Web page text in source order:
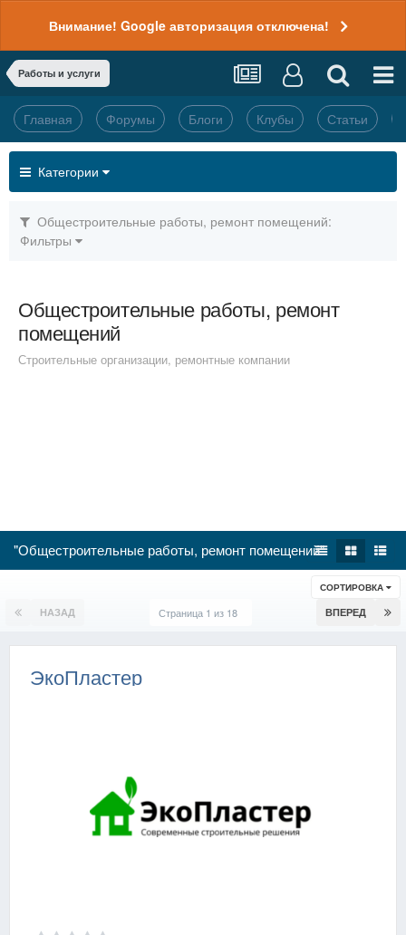
Внимание! Google авторизация отключена!
Работы и услуги
Главная Форумы Блоги Клубы Статьи
Категории
Общестроительные работы, ремонт помещений:
Фильтры
Общестроительные работы, ремонт
помещений
Строительные организации, ремонтные компании
"Общестроительные работы, ремонт помещений"
СОРТИРОВКА
НАЗАД ВПЕРЕД
Страница 1 из 18
ЭкоПластер